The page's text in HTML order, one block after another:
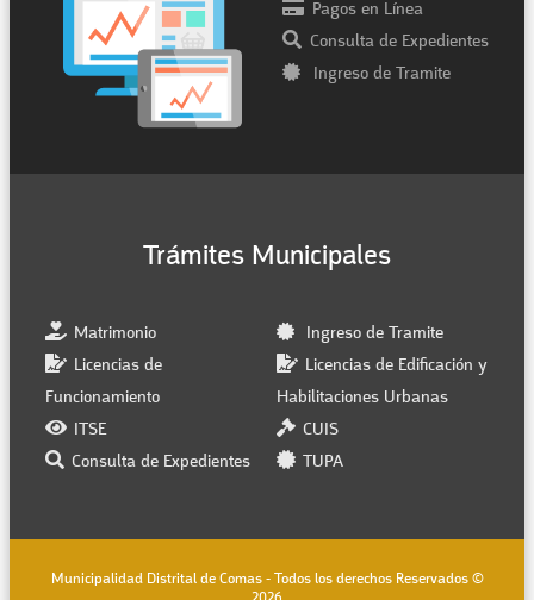
Pagos en Línea
Consulta de Expedientes
Ingreso de Tramite
Trámites Municipales
Matrimonio
Licencias de
Funcionamiento
ITSE
Consulta de Expedientes
Ingreso de Tramite
Licencias de Edificación y
Habilitaciones Urbanas
CUIS
TUPA
Municipalidad Distrital de Comas - Todos los derechos Reservados ©